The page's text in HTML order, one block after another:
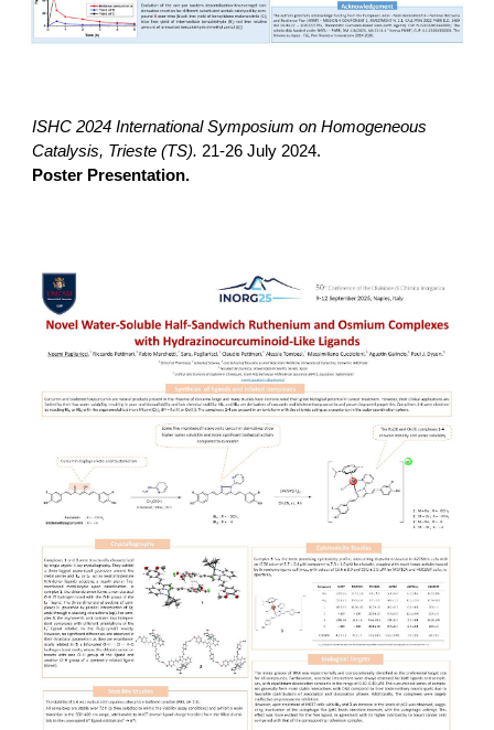
ISHC 2024 International Symposium on Homogeneous
Catalysis, Trieste(TS).21-26 July2024.
Poster Presentation.